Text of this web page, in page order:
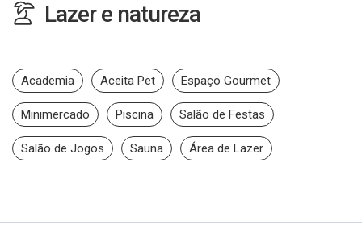
Lazer e natureza
Academia Aceita Pet Espaço Gourmet
Minimercado Piscina Salão de Festas
Salão de Jogos Sauna Área de Lazer